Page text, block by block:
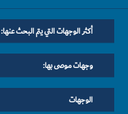
أكثر الوجهات التي يتم البحث عنها:
وجهات موصى بها:
الوجهات